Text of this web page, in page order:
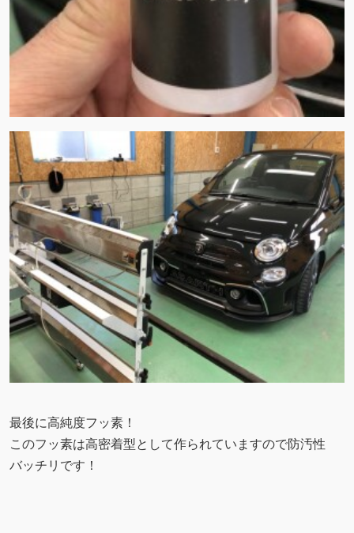
最後に高純度フッ素！
このフッ素は高密着型として作られていますので防汚性
バッチリです！